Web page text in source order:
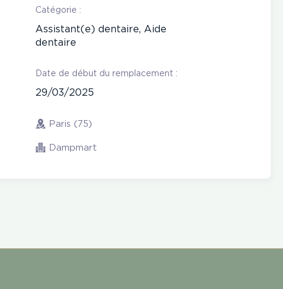
Catégorie :
Assistant(e) dentaire, Aide
dentaire
Date de début du remplacement :
29/03/2025
Paris (75)
Dampmart